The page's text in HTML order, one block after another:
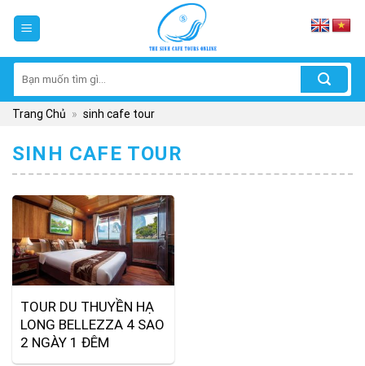
kiếm:
Trang Chủ » sinh cafe tour
SINH CAFE TOUR
TOUR DU THUYỀN HẠ
LONG BELLEZZA 4 SAO
2 NGÀY 1 ĐÊM